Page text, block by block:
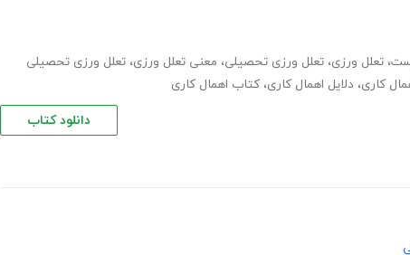
، تعلل ورزی، تعلل ورزی تحصیلی، معنی تعلل ورزی، تعلل ورزی تحصیلی
کاری، دلایل اهمال کاری، کتاب اهمال کاری
دانلود کتاب